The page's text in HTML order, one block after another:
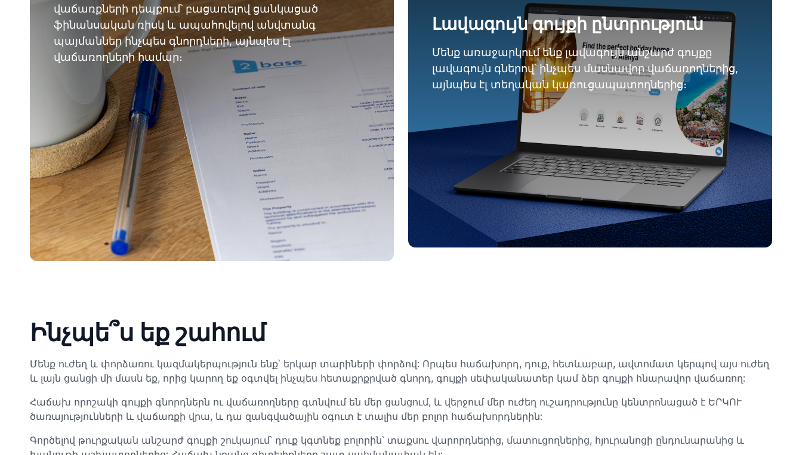
վաճառքների դեպքում՝ բացառելով ցանկացած
ֆինանսական ռիսկ և ապահովելով անվտանգ
պայմաններ ինչպես գնորդների, այնպես էլ
վաճառողների համար։
Լավագույն գույքի ընտրություն
Մենք առաջարկում ենք լավագույն անշարժ գույքը
լավագույն գներով՝ ինչպես մասնավոր վաճառողներից,
այնպես էլ տեղական կառուցապատողներից։
Ինչպե՞ս եք շահում
Մենք ուժեղ և փորձառու կազմակերպություն ենք՝ երկար տարիների փորձով: Որպես հաճախորդ, դուք, հետևաբար, ավտոմատ կերպով այս ուժեղ
և լայն ցանցի մի մասն եք, որից կարող եք օգտվել ինչպես հետաքրքրված գնորդ, գույքի սեփականատեր կամ ձեր գույքի հնարավոր վաճառող:
Հաճախ որոշակի գույքի գնորդներն ու վաճառողները գտնվում են մեր ցանցում, և վերջում մեր ուժեղ ուշադրությունը կենտրոնացած է ԵՐԿՈՒ
ծառայությունների և վաճառքի վրա, և դա զանգվածային օգուտ է տալիս մեր բոլոր հաճախորդներին:
Գործելով թուրքական անշարժ գույքի շուկայում՝ դուք կգտնեք բոլորին՝ տաքսու վարորդներից, մատուցողներից, հյուրանոցի ընդունարանից և